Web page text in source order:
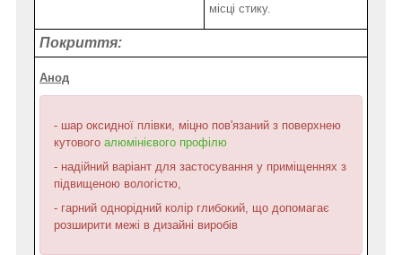
місці стику.
Покриття:
Анод
- шар оксидної плівки, міцно пов'язаний з поверхнею
кутового алюмінієвого профілю
- надійний варіант для застосування у приміщеннях з
підвищеною вологістю,
- гарний однорідний колір глибокий, що допомагає
розширити межі в дизайні виробів